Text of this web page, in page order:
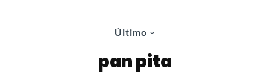
Último
pan pita